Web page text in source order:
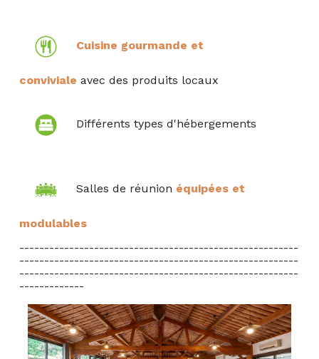
Cuisine gourmande et
conviviale avec des produits locaux
Différents types d'hébergements
Salles de réunion équipées et
modulables
--------------------------------------------------------
--------------------------------------------------------
--------------------------------------------------------
-------------